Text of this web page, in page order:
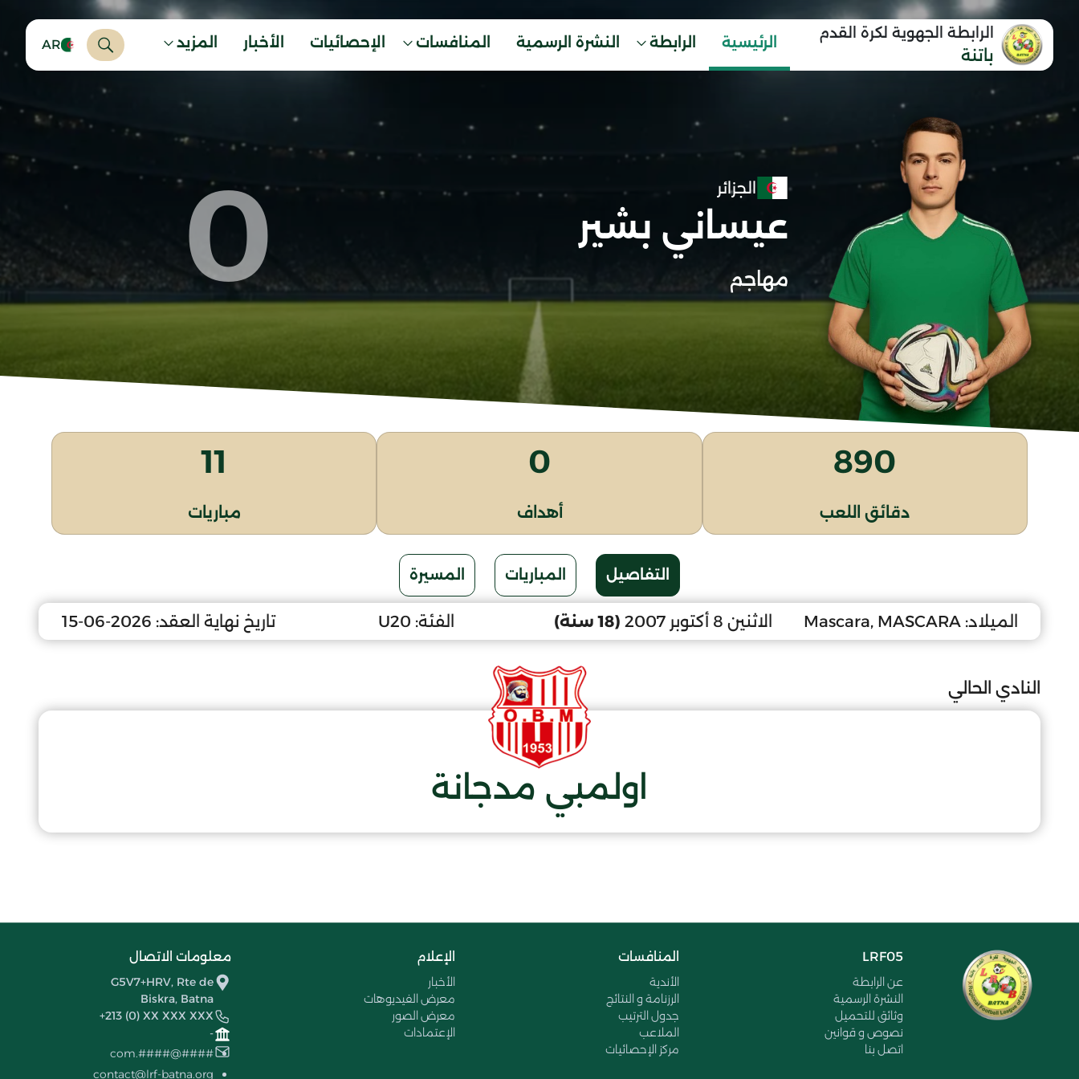
الرابطة الجهوية لكرة القدم
باتنة
الرئيسية الرابطة النشرة الرسمية المنافسات الإحصائيات الأخبار المزيد AR
الجزائر
عيساني بشير
مهاجم 0
890
دقائق اللعب
0
أهداف
11
مباريات
التفاصيل المباريات المسيرة
الميلاد: Mascara, MASCARA الاثنين 8 أكتوبر 2007 (18 سنة) الفئة: U20 تاريخ نهاية العقد: 2026-06-15
النادي الحالي
اولمبي مدجانة
LRF05
عن الرابطة
النشرة الرسمية
وثائق للتحميل
نصوص و قوانين
اتصل بنا
المنافسات
الأندية
الرزنامة و النتائج
جدول الترتيب
الملاعب
مركز الإحصائيات
الإعلام
الأخبار
معرض الفيديوهات
معرض الصور
الإعتمادات
معلومات الاتصال
G5V7+HRV, Rte de
Biskra, Batna
+213 (0) XX XXX XXX
-
####@####.com
contact@lrf-batna.org